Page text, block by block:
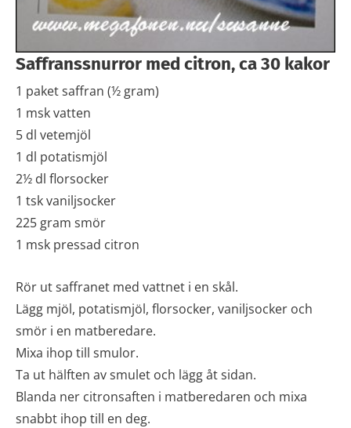
Saffranssnurror med citron, ca 30 kakor
1 paket saffran (½ gram)
1 msk vatten
5 dl vetemjöl
1 dl potatismjöl
2½ dl florsocker
1 tsk vaniljsocker
225 gram smör
1 msk pressad citron
Rör ut saffranet med vattnet i en skål.
Lägg mjöl, potatismjöl, florsocker, vaniljsocker och
smör i en matberedare.
Mixa ihop till smulor.
Ta ut hälften av smulet och lägg åt sidan.
Blanda ner citronsaften i matberedaren och mixa
snabbt ihop till en deg.